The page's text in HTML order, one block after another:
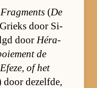
(De
door Si­
door Hé­ra­
de
of het
door de­zelf­de,